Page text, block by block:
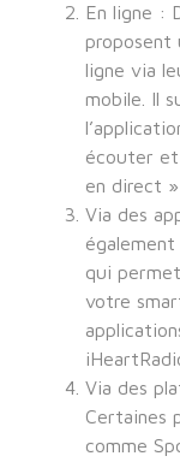
En ligne :
ligne via
mobile. Il
écouter
en direct
Via des
qui
votre
Via des
Certaines
comme